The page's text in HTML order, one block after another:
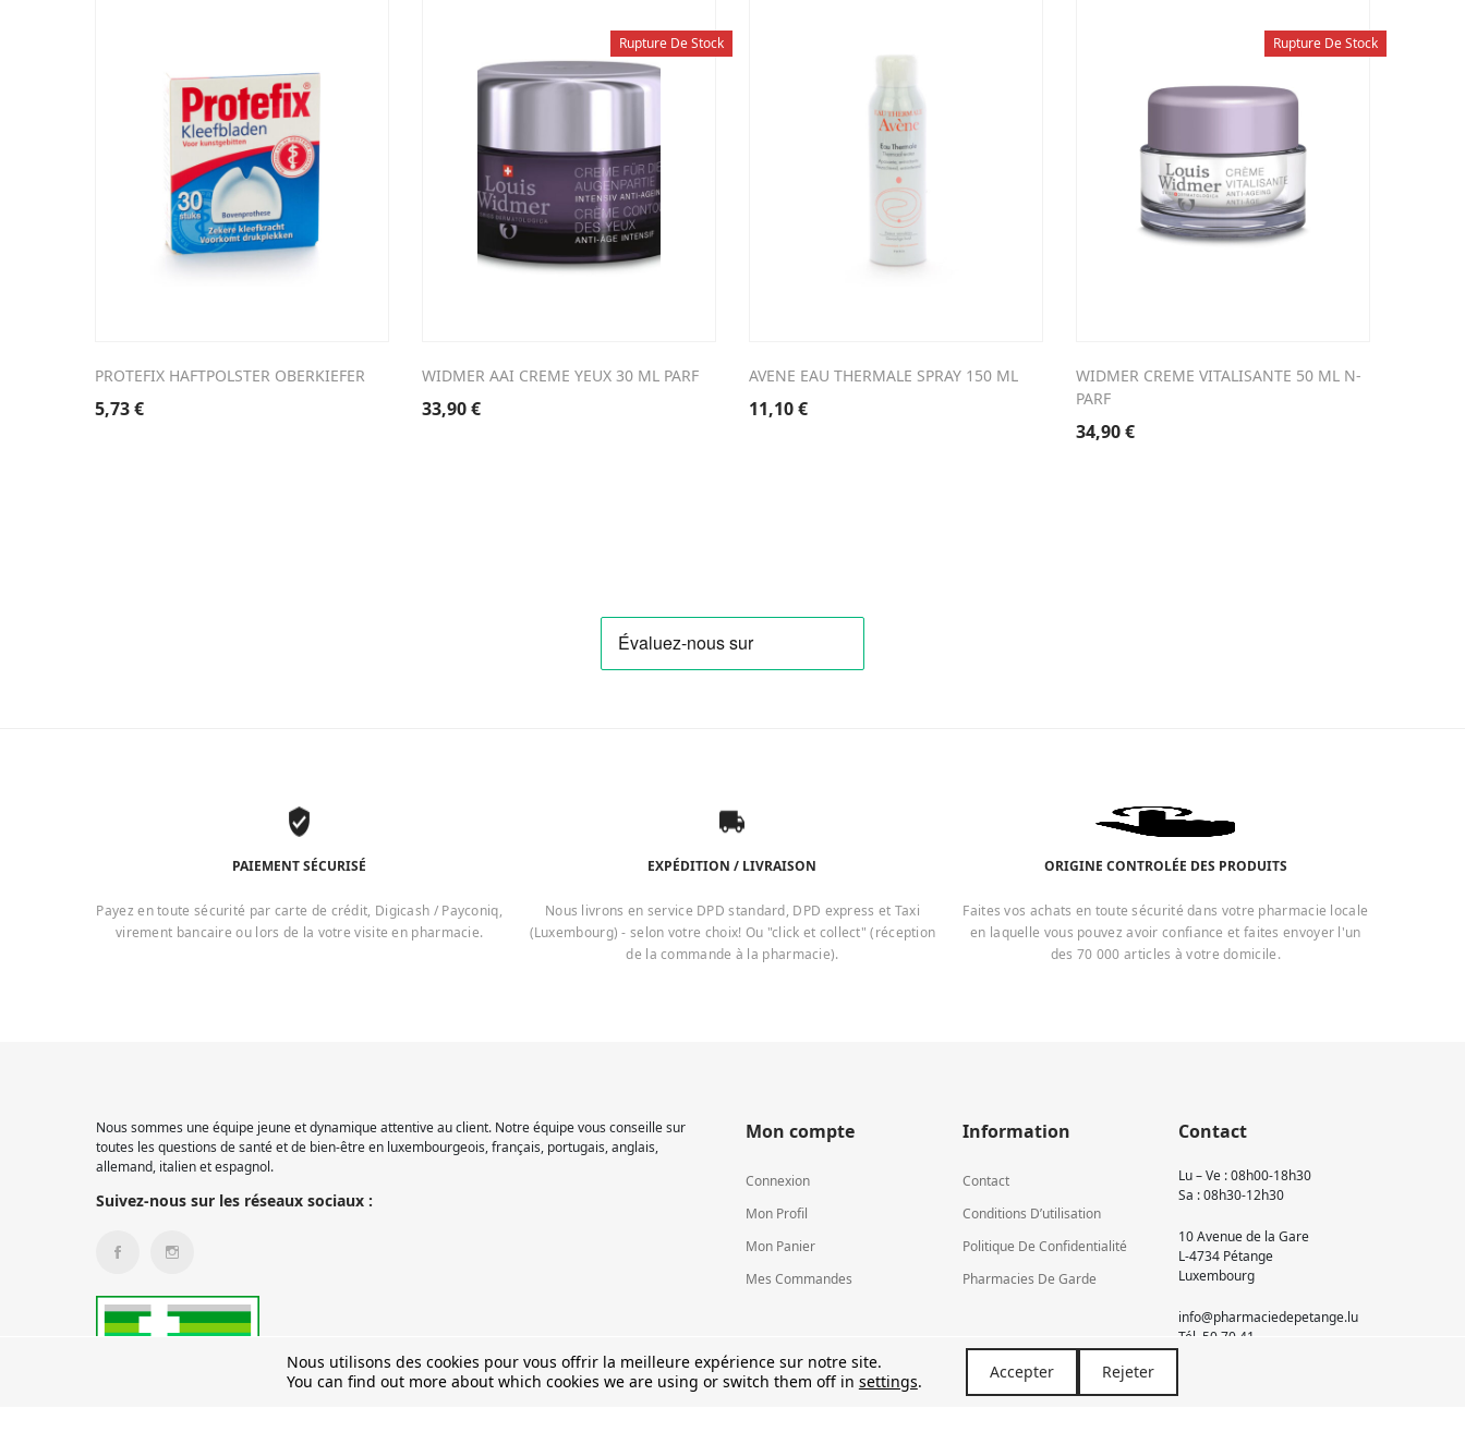
PROTEFIX HAFTPOLSTER OBERKIEFER
5,73€
Rupture De Stock
WIDMER AAI CREME YEUX 30 ML PARF
33,90€
AVENE EAU THERMALE SPRAY 150 ML
11,10€
Rupture De Stock
WIDMER CREME VITALISANTE 50 ML N-
PARF
34,90€
PAIEMENT SÉCURISÉ
Payez en toute sécurité par carte de crédit, Digicash / Payconiq,
virement bancaire ou lors de la votre visite en pharmacie.
EXPÉDITION / LIVRAISON
Nous livrons en service DPD standard, DPD express et Taxi
(Luxembourg) - selon votre choix! Ou "click et collect" (réception
de la commande à la pharmacie).
ORIGINE CONTROLÉE DES PRODUITS
Faites vos achats en toute sécurité dans votre pharmacie locale
en laquelle vous pouvez avoir confiance et faites envoyer l'un
des 70 000 articles à votre domicile.
Nous sommes une équipe jeune et dynamique attentive au client. Notre équipe vous conseille sur
toutes les questions de santé et de bien-être en luxembourgeois, français, portugais, anglais,
allemand, italien et espagnol.
Suivez-nous sur les réseaux sociaux :
Mon compte
Connexion
Mon Profil
Mon Panier
Mes Commandes
Information
Contact
Conditions D’utilisation
Politique De Confidentialité
Pharmacies De Garde
Contact
Lu – Ve : 08h00-18h30
Sa : 08h30-12h30
10 Avenue de la Gare
L-4734 Pétange
Luxembourg
info@pharmaciedepetange.lu
Tél. 50 70 41
Nous utilisons des cookies pour vous offrir la meilleure expérience sur notre site.
You can find out more about which cookies we are using or switch them off in settings. Accepter Rejeter